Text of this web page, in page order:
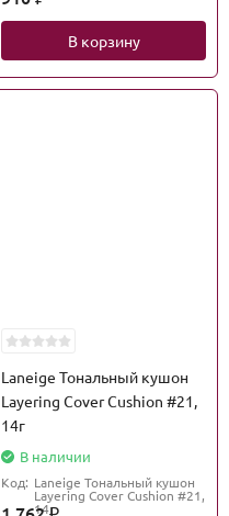
В корзину
Laneige Тональный кушон
Layering Cover Cushion #21,
14г
В наличии
Код: Laneige Тональный кушон
Layering Cover Cushion #21,
14г